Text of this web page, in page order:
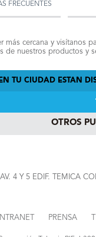
FRECUENTES
más cercana y visítanos
de nuestros productos y
EN TU CIUDAD ESTAN
OTROS
4 Y 5 EDIF. TEMICA
INTRANET PRENSA